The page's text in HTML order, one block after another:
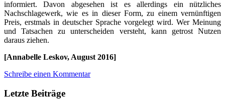
informiert. Davon abgesehen ist es allerdings ein nützliches
Nachschlagewerk, wie es in dieser Form, zu einem vernünftigen
Preis, erstmals in deutscher Sprache vorgelegt wird. Wer Meinung
und Tatsachen zu unterscheiden versteht, kann getrost Nutzen
daraus ziehen.
[Annabelle Leskov, August 2016]
Schreibe einen Kommentar
Letzte Beiträge